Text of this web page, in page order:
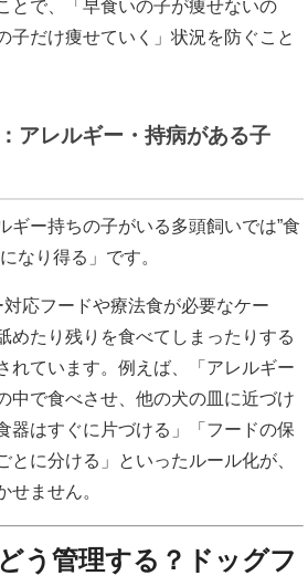
とで、「早食いの子が痩せないの
子だけ痩せていく」状況を防ぐこと
アレルギー・持病がある子
ギー持ちの子がいる多頭飼いでは”食
なり得る」です。
対応フードや療法食が必要なケー
めたり残りを食べてしまったりする
れています。例えば、「アレルギー
中で食べさせ、他の犬の皿に近づけ
器はすぐに片づける」「フードの保
とに分ける」といったルール化が、
せません。
う管理する？ドッグフ